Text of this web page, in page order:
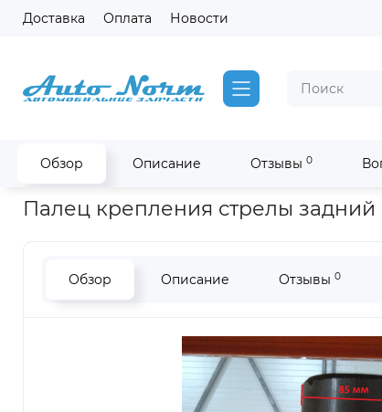
Доставка Оплата Новости
Обзор Описание Отзывы 0
Главная Запчасти SDLG !РАСПРОДАЖА! Палец
Палец крепления стрелы задний
Обзор Описание Отзывы 0